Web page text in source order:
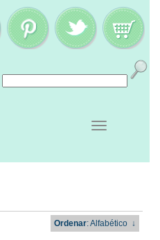
Ordenar: Alfabético↓